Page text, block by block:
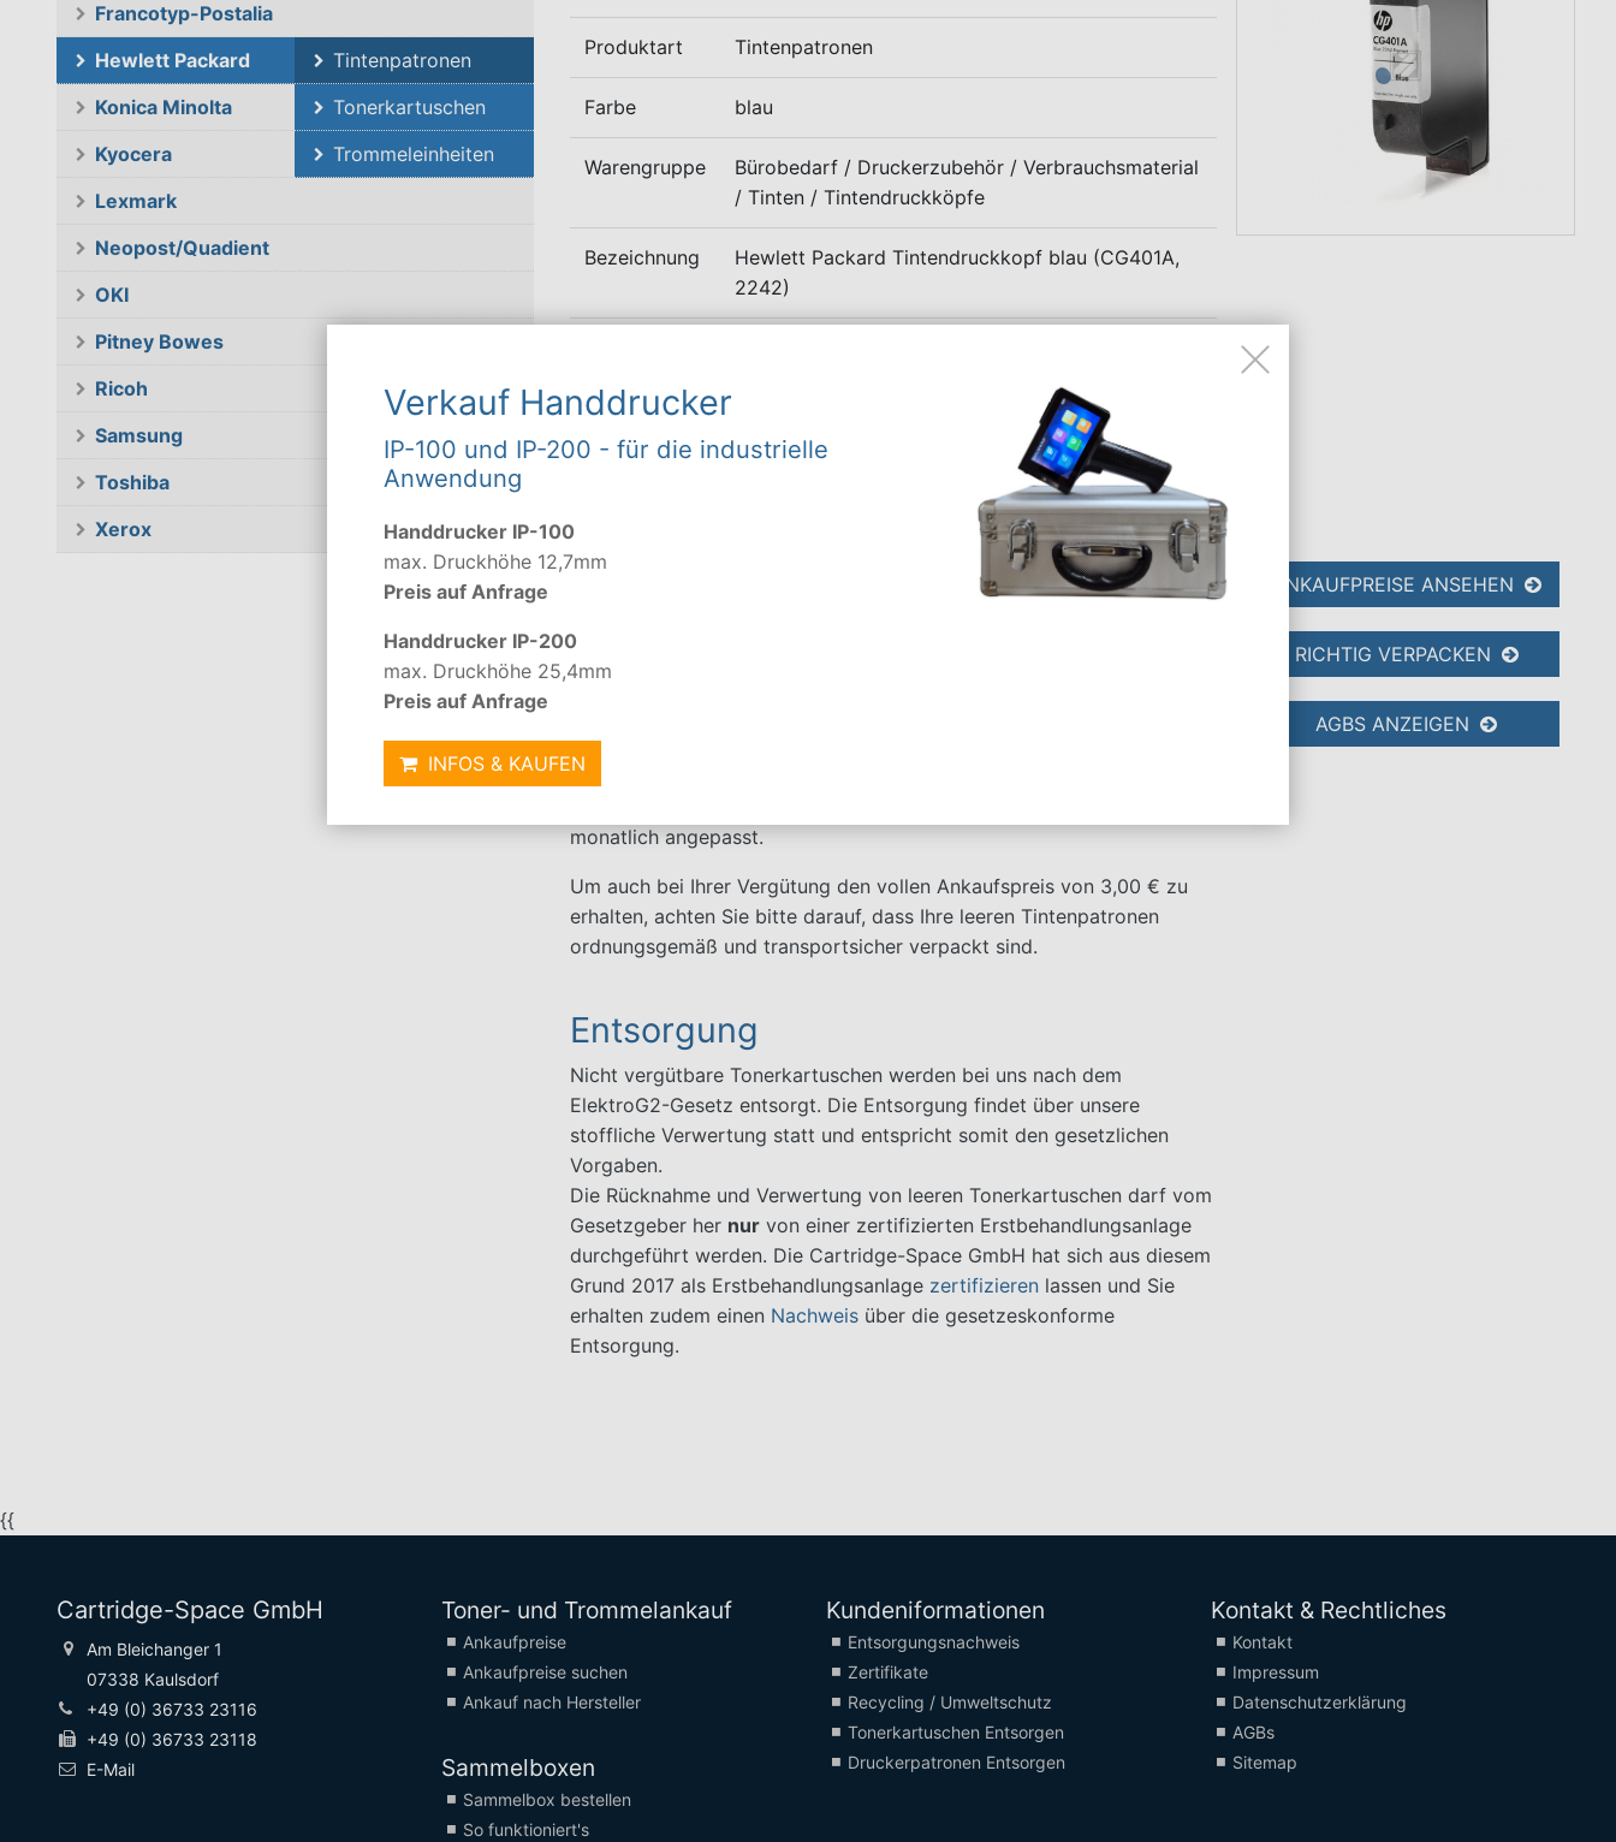
Francotyp-Postalia
Hewlett Packard
Tintenpatronen
Tonerkartuschen
Trommeleinheiten
Konica Minolta
Kyocera
Lexmark
Neopost/Quadient
OKI
Pitney Bowes
Ricoh
Samsung
Toshiba
Xerox
Produktart Tintenpatronen
Farbe blau
Warengruppe
Bürobedarf / Druckerzubehör / Verbrauchsmaterial
/ Tinten / Tintendruckköpfe
Bezeichnung
Hewlett Packard Tintendruckkopf blau (CG401A,
2242)
THERMAL INKJET 2.5
Ankauf leere Hewlett Packard
Tintenpatronen 2242
Derzeit kaufen wir Ihre leeren Hewlett Packard Tintenpatronen
Im Ankauf werden nur originale und nicht beschädigte Artikel vergütet.
Die Ankaufspreise für leere Tintenpatronen, auch der 2242, richten
monatlich angepasst.
Um auch bei Ihrer Vergütung den vollen Ankaufspreis von 3,00 € zu
erhalten, achten Sie bitte darauf, dass Ihre leeren Tintenpatronen
ordnungsgemäß und transportsicher verpackt sind.
Entsorgung
Nicht vergütbare Tonerkartuschen werden bei uns nach dem
ElektroG2-Gesetz entsorgt. Die Entsorgung findet über unsere
stoffliche Verwertung statt und entspricht somit den gesetzlichen
Vorgaben.
Die Rücknahme und Verwertung von leeren Tonerkartuschen darf vom
Gesetzgeber her nurvon einer zertifizierten Erstbehandlungsanlage
durchgeführt werden. Die Cartridge-Space GmbH hat sich aus diesem
Grund 2017 als Erstbehandlungsanlage zertifizieren lassen und Sie
erhalten zudem einen Nachweisüber die gesetzeskonforme
Entsorgung.
ANKAUFPREISE ANSEHEN
RICHTIG VERPACKEN
AGBS ANZEIGEN
{{
Verkauf Handdrucker
IP-100 und IP-200 - für die industrielle
Anwendung
Handdrucker IP-100
max. Druckhöhe 12,7mm
Preis auf Anfrage
Handdrucker IP-200
max. Druckhöhe 25,4mm
Preis auf Anfrage
INFOS & KAUFEN
Cartridge-Space GmbH
Am Bleichanger 1
07338 Kaulsdorf
+49 (0) 36733 23116
+49 (0) 36733 23118
E-Mail
Toner- und Trommelankauf
Ankaufpreise
Ankaufpreise suchen
Ankauf nach Hersteller
Sammelboxen
Sammelbox bestellen
So funktioniert's
Kundeniformationen
Entsorgungsnachweis
Zertifikate
Recycling / Umweltschutz
Tonerkartuschen Entsorgen
Druckerpatronen Entsorgen
Kontakt & Rechtliches
Kontakt
Impressum
Datenschutzerklärung
AGBs
Sitemap